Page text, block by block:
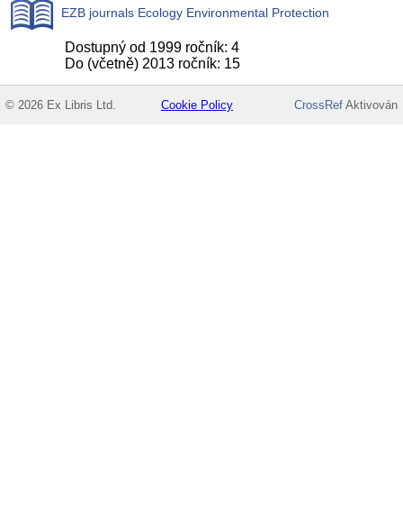
EZB journals Ecology Environmental Protection
Dostupný od 1999 ročník: 4
Do (včetně) 2013 ročník: 15
© 2026 Ex Libris Ltd. Cookie Policy CrossRefAktivován